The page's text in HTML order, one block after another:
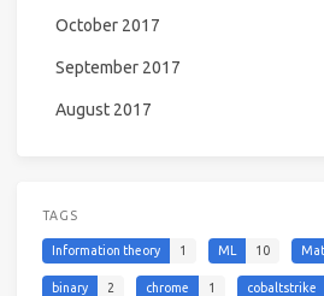
October 2017
September 2017
August 2017
TAGS
Information theory 1 ML 10
binary 2 chrome 1 cobaltstrike